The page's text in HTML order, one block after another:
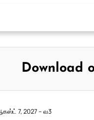
Download
7, 2027 – வ3